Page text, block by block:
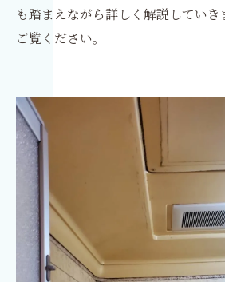
も踏まえながら詳しく解説してい
ご覧ください。